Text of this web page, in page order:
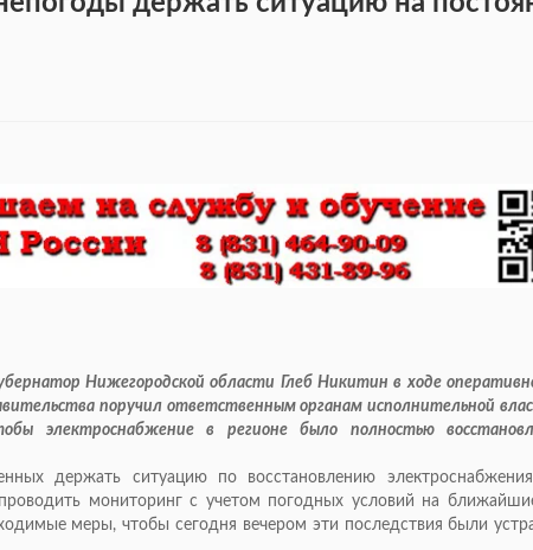
Нижегородской области Глеб Никитин в ходе
поручил ответственным органам исполнительной
электроснабжение в регионе было полностью
держать ситуацию по восстановлению
мониторинг с учетом погодных условий на
меры, чтобы сегодня вечером эти последствия были